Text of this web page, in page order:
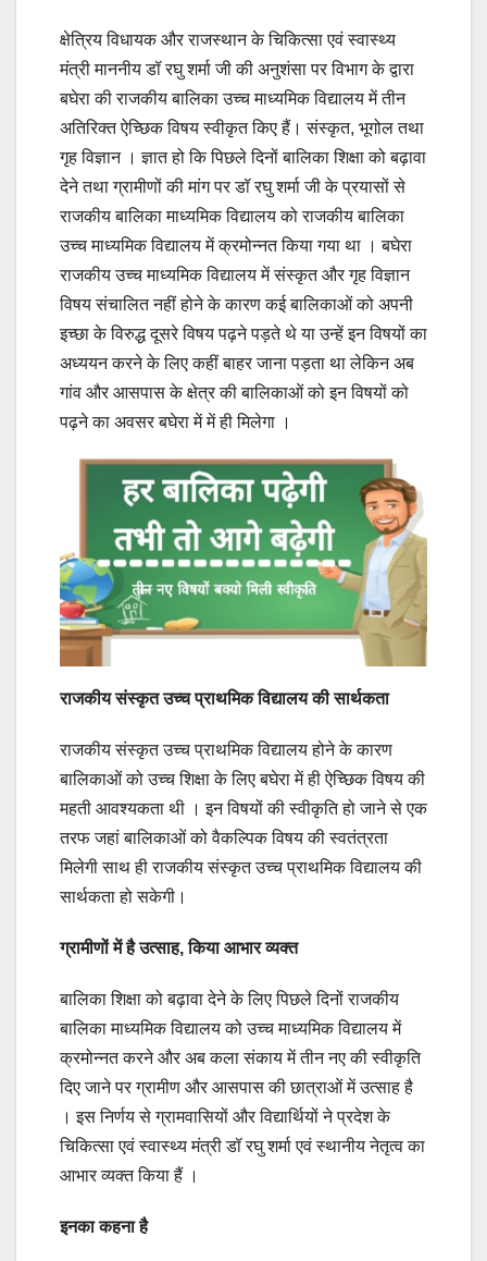
क्षेत्रिय विधायक और राजस्थान के चिकित्सा एवं स्वास्थ्य
मंत्री माननीय डॉ रघु शर्मा जी की अनुशंसा पर विभाग के द्वारा
बघेरा की राजकीय बालिका उच्च माध्यमिक विद्यालय में तीन
अतिरिक्त ऐच्छिक विषय स्वीकृत किए हैं। संस्कृत, भूगोल तथा
गृह विज्ञान । ज्ञात हो कि पिछले दिनों बालिका शिक्षा को बढ़ावा
देने तथा ग्रामीणों की मांग पर डॉ रघु शर्मा जी के प्रयासों से
राजकीय बालिका माध्यमिक विद्यालय को राजकीय बालिका
उच्च माध्यमिक विद्यालय में क्रमोन्नत किया गया था । बघेरा
राजकीय उच्च माध्यमिक विद्यालय में संस्कृत और गृह विज्ञान
विषय संचालित नहीं होने के कारण कई बालिकाओं को अपनी
इच्छा के विरुद्ध दूसरे विषय पढ़ने पड़ते थे या उन्हें इन विषयों का
अध्ययन करने के लिए कहीं बाहर जाना पड़ता था लेकिन अब
गांव और आसपास के क्षेत्र की बालिकाओं को इन विषयों को
पढ़ने का अवसर बघेरा में में ही मिलेगा ।
राजकीय संस्कृत उच्च प्राथमिक विद्यालय की सार्थकता
राजकीय संस्कृत उच्च प्राथमिक विद्यालय होने के कारण
बालिकाओं को उच्च शिक्षा के लिए बघेरा में ही ऐच्छिक विषय की
महती आवश्यकता थी । इन विषयों की स्वीकृति हो जाने से एक
तरफ जहां बालिकाओं को वैकल्पिक विषय की स्वतंत्रता
मिलेगी साथ ही राजकीय संस्कृत उच्च प्राथमिक विद्यालय की
सार्थकता हो सकेगी।
ग्रामीणों में है उत्साह, किया आभार व्यक्त
बालिका शिक्षा को बढ़ावा देने के लिए पिछले दिनों राजकीय
बालिका माध्यमिक विद्यालय को उच्च माध्यमिक विद्यालय में
क्रमोन्नत करने और अब कला संकाय में तीन नए की स्वीकृति
दिए जाने पर ग्रामीण और आसपास की छात्राओं में उत्साह है
। इस निर्णय से ग्रामवासियों और विद्यार्थियों ने प्रदेश के
चिकित्सा एवं स्वास्थ्य मंत्री डॉ रघु शर्मा एवं स्थानीय नेतृत्व का
आभार व्यक्त किया हैं ।
इनका कहना है